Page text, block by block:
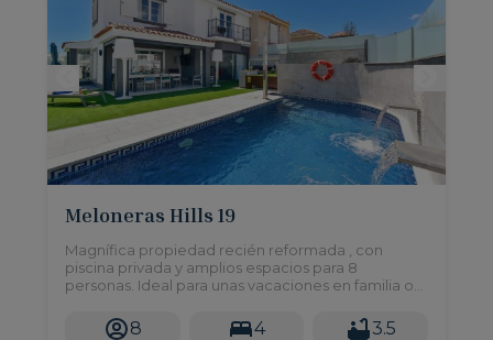
Meloneras Hills 19
Magnífica propiedad recién reformada , con
piscina privada y amplios espacios para 8
personas. Ideal para unas vacaciones en familia o
exclusivo sin renunciar a nada.
8 4 3.5